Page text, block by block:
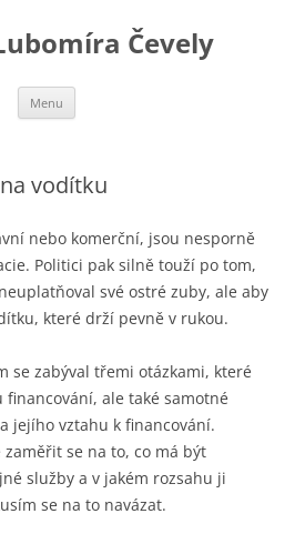
Čevely
Menu
vodítku
nebo komerční, jsou nesporně
Politici pak silně touží po tom,
své ostré zuby, ale aby
které drží pevně v rukou.
se zabýval třemi otázkami, které
ale také samotné
jejího vztahu k financování.
se na to, co má být
služby a v jakém rozsahu ji
se na to navázat.